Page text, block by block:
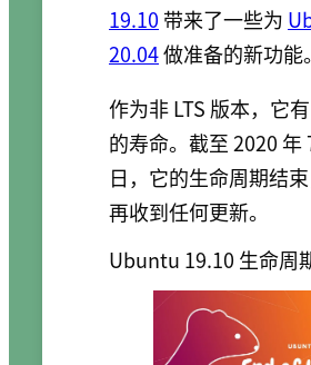
19.10 带来了一些为
20.04做准备的新功能。
作为非 LTS 版本，它
的寿命。截至 2020 年
日，它的生命周期结
再收到任何更新。
Ubuntu 19.10 生命周